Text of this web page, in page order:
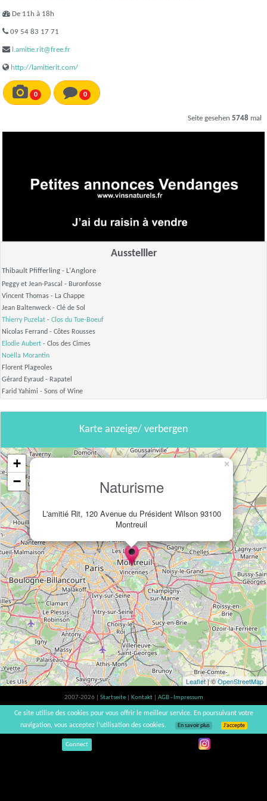
De 11h à 18h
09 54 83 17 71
l.amitie.rit@free.fr
http://lamitierit.com/
0 0
Seite gesehen 5748 mal
Ausstelller
Thibault Pfifferling - L'Anglore
Peggy et Jean-Pascal - Buronfosse
Vincent Thomas - La Chappe
Jean Baltenweck - Clé de Sol
Thierry Puzelat - Clos du Tue-Boeuf
Nicolas Ferrand - Côtes Rousses
Elodie Aubert - Clos des Cimes
Noëlla Morantin
Florent Plageoles
Gérard Eyraud - Rapatel
Farid Yahimi - Sons of Wine
Karte anzeige/ verbergen
Naturisme
L'amitié Rit, 120 Avenue du Président Wilson 93100
Montreuil
×
+
−
Leaflet| ©OpenStreetMap
2007-2026 | Startseite Kontakt
AGB - Impressum
Der Verzehr von Alkohol ist gesundheitsschädlich, Verzehr in Maßen empfohlen |
vinsnaturels | v3.12
Connect
Ce site utilise des cookies pour vous offrir le meilleur service. En poursuivant votre
navigation, vous acceptez l’utilisation des cookies.
En savoir plus J’accepte